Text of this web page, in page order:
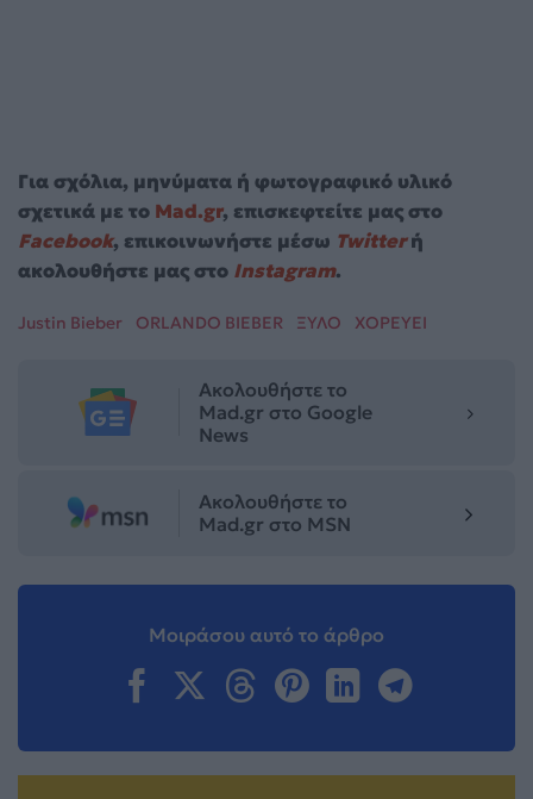
Για σχόλια, μηνύματα ή φωτογραφικό υλικό
σχετικά με το Mad.gr, επισκεφτείτε μας στο
Facebook, επικοινωνήστε μέσω Twitterή
ακολουθήστε μας στο Instagram.
Justin Bieber ORLANDO BIEBER ΞΥΛΟ ΧΟΡΕΥΕΙ
Ακολουθήστε το
Mad.gr στο Google
News
Ακολουθήστε το
Mad.gr στο MSN
Μοιράσου αυτό το άρθρο